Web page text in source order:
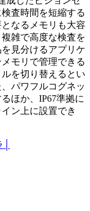
査時間を短縮する
なるメモリも大容
雑で高度な検査を
見分けるアプリケ
モリで管理できる
を切り替えるとい
パワフルコグネッ
ほか、IP67準拠に
ン上に設置でき